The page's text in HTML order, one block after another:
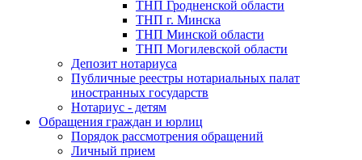
ТНП Гродненской области
ТНП г. Минска
ТНП Минской области
ТНП Могилевской области
Депозит нотариуса
Публичные реестры нотариальных палат
иностранных государств
Нотариус - детям
Обращения граждан и юрлиц
Порядок рассмотрения обращений
Личный прием